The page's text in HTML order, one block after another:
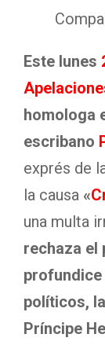
Este lunes
homologa
escribano
exprés de
la causa «
una multa
rechaza el
políticos,
Príncipe